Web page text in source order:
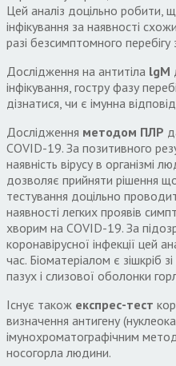
Цей аналіз доцільно робити,
інфікування за наявності
разі безсимптомного
Дослідження на антитіла lgM
інфікування, гостру фазу
дізнатися, чи є імунна
Дослідження методом ПЛР
COVID-19. За позитивного
наявність вірусу в
дозволяє прийняти рішення
тестування доцільно
наявності легких проявів
хворим на COVID-19. За
коронавірусної інфекції цей
час. Біоматеріалом є зішкріб
пазух і слизової оболонки
Існує також експрес-тест
визначення антигену
імунохроматографічним
носогорла людини.